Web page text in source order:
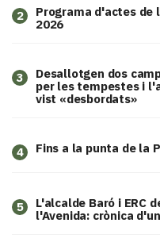
2
Programa d'actes de
2026
3
​Desallotgen dos
per les tempestes i
vist «desbordats»
4 Fins a la punta de la
5
L'alcalde Baró i ERC
l'Avenida: crònica